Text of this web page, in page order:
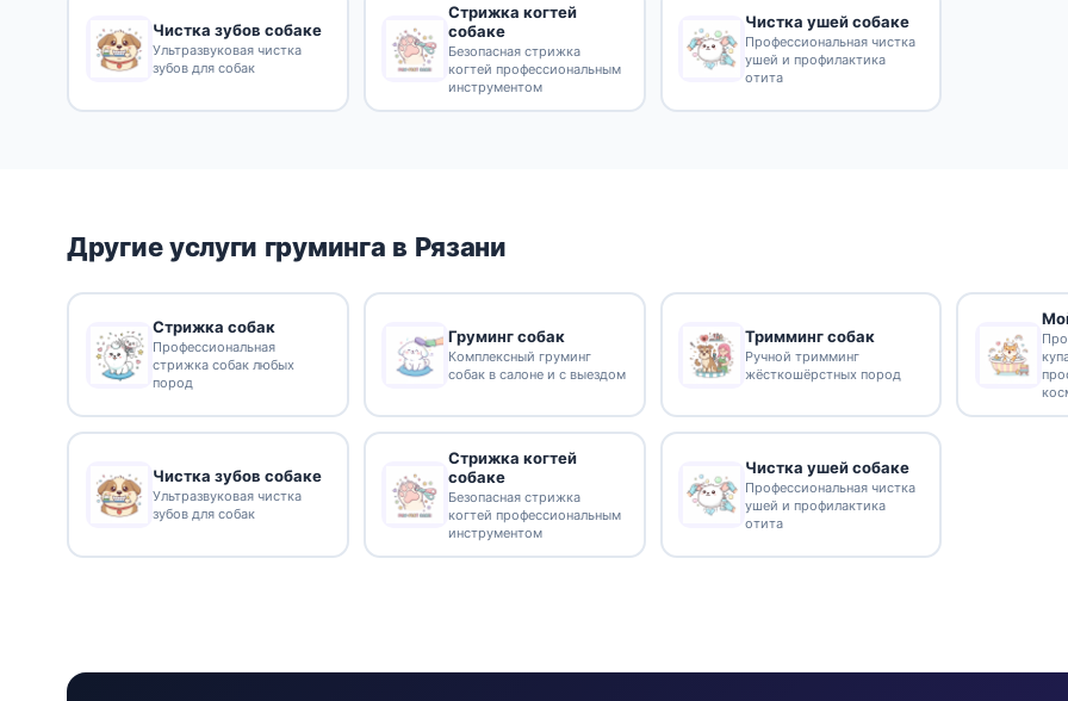
Чистка зубов собаке
Ультразвуковая чистка
зубов для собак
Стрижка когтей
собаке
Безопасная стрижка
когтей профессиональным
инструментом
Чистка ушей собаке
Профессиональная чистка
ушей и профилактика
отита
Другие услуги груминга в Рязани
Стрижка собак
Профессиональная
стрижка собак любых
пород
Груминг собак
Комплексный груминг
собак в салоне и с выездом
Тримминг собак
Ручной тримминг
жёсткошёрстных пород
Чистка зубов собаке
Ультразвуковая чистка
зубов для собак
Стрижка когтей
собаке
Безопасная стрижка
когтей профессиональным
инструментом
Чистка ушей собаке
Профессиональная чистка
ушей и профилактика
отита